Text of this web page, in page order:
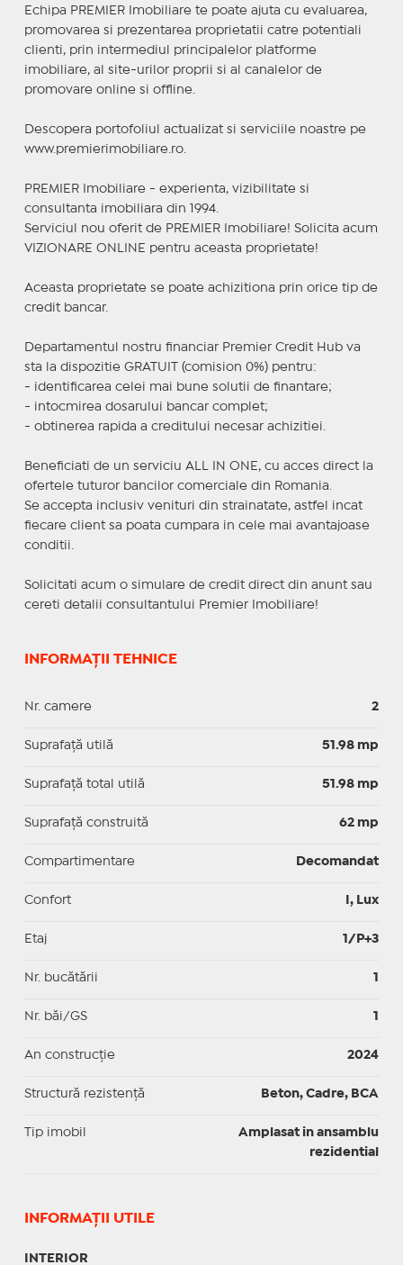
Echipa PREMIER Imobiliare te poate ajuta cu evaluarea,
promovarea si prezentarea proprietatii catre potentiali
clienti, prin intermediul principalelor platforme
imobiliare, al site-urilor proprii si al canalelor de
promovare online si offline.
Descopera portofoliul actualizat si serviciile noastre pe
www.premierimobiliare.ro.
PREMIER Imobiliare - experienta, vizibilitate si
consultanta imobiliara din 1994.
Serviciul nou oferit de PREMIER Imobiliare! Solicita acum
VIZIONARE ONLINE pentru aceasta proprietate!
Aceasta proprietate se poate achizitiona prin orice tip de
credit bancar.
Departamentul nostru financiar Premier Credit Hub va
sta la dispozitie GRATUIT (comision 0%) pentru:
- identificarea celei mai bune solutii de finantare;
- intocmirea dosarului bancar complet;
- obtinerea rapida a creditului necesar achizitiei.
Beneficiati de un serviciu ALL IN ONE, cu acces direct la
ofertele tuturor bancilor comerciale din Romania.
Se accepta inclusiv venituri din strainatate, astfel incat
fiecare client sa poata cumpara in cele mai avantajoase
conditii.
Solicitati acum o simulare de credit direct din anunt sau
cereti detalii consultantului Premier Imobiliare!
INFORMAȚII TEHNICE
Nr. camere 2
Suprafaţă utilă 51.98 mp
Suprafaţă total utilă 51.98 mp
Suprafaţă construită 62 mp
Compartimentare Decomandat
Confort I, Lux
Etaj 1/P+3
Nr. bucătării 1
Nr. băi/GS 1
An construcție 2024
Structură rezistență Beton, Cadre, BCA
Tip imobil
Amplasat in ansamblu
rezidential
INFORMAŢII UTILE
INTERIOR